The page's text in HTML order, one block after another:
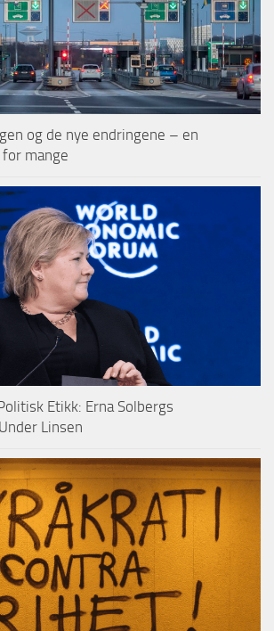
og de nye endringene – en
mange
Etikk: Erna Solbergs
Linsen